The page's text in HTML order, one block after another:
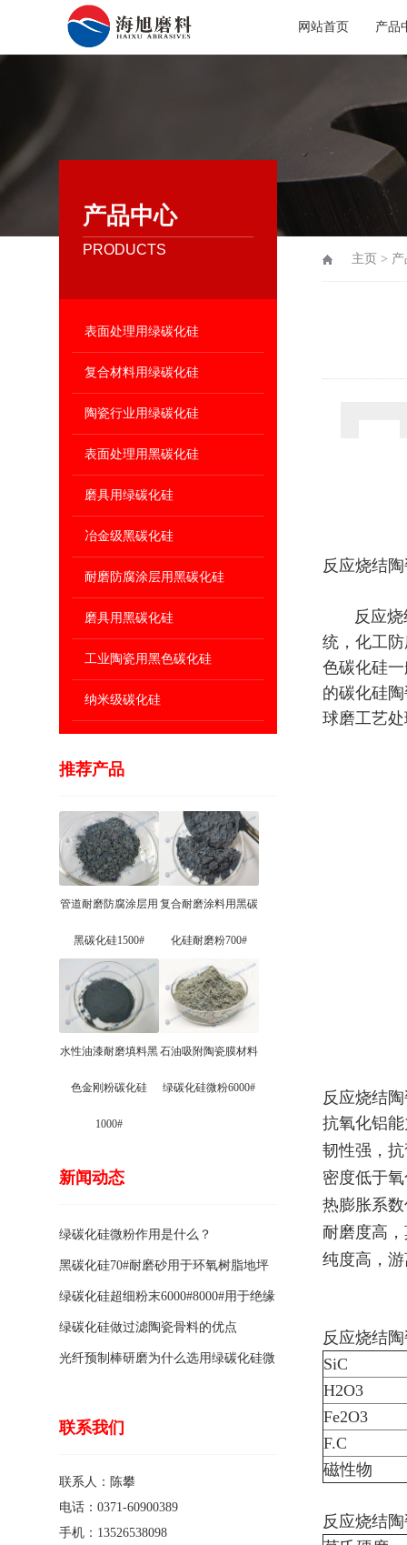
网站首页 产品
产品中心
PRODUCTS
表面处理用绿碳化硅
复合材料用绿碳化硅
陶瓷行业用绿碳化硅
表面处理用黑碳化硅
磨具用绿碳化硅
冶金级黑碳化硅
耐磨防腐涂层用黑碳化硅
磨具用黑碳化硅
工业陶瓷用黑色碳化硅
纳米级碳化硅
推荐产品
管道耐磨防腐涂层用
黑碳化硅1500#
复合耐磨涂料用黑碳
化硅耐磨粉700#
水性油漆耐磨填料黑
色金刚粉碳化硅
1000#
石油吸附陶瓷膜材料
绿碳化硅微粉6000#
新闻动态
绿碳化硅微粉作用是什么？
黑碳化硅70#耐磨砂用于环氧树脂地坪
骨料的特点有哪些？
绿碳化硅超细粉末6000#8000#用于绝缘
涂料的优点
绿碳化硅做过滤陶瓷骨料的优点
光纤预制棒研磨为什么选用绿碳化硅微
联系我们
联系人：陈攀
电话：0371-60900389
手机：13526538098
主页 >
反应烧结
反应烧结
统，化工
色碳化硅
的碳化硅
球磨工艺
反应烧结
抗氧化铝
韧性强，
密度低于
热膨胀系
耐磨度高
纯度高，
反应烧结
SiC
H2O3
Fe2O3
F.C
磁性物
反应烧结